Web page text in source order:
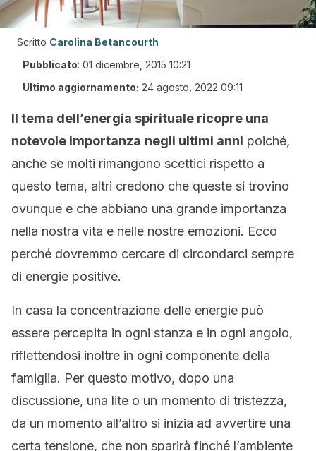
Scritto Carolina Betancourth
Pubblicato: 01 dicembre, 2015 10:21
Ultimo aggiornamento: 24 agosto, 2022 09:11
Il tema dell’energia spirituale ricopre una
notevole importanza negli ultimi anni poiché,
anche se molti rimangono scettici rispetto a
questo tema, altri credono che queste si trovino
ovunque e che abbiano una grande importanza
nella nostra vita e nelle nostre emozioni. Ecco
perché dovremmo cercare di circondarci sempre
di energie positive.
In casa la concentrazione delle energie può
essere percepita in ogni stanza e in ogni angolo,
riflettendosi inoltre in ogni componente della
famiglia. Per questo motivo, dopo una
discussione, una lite o un momento di tristezza,
da un momento all’altro si inizia ad avvertire una
certa tensione, che non sparirà finché l’ambiente